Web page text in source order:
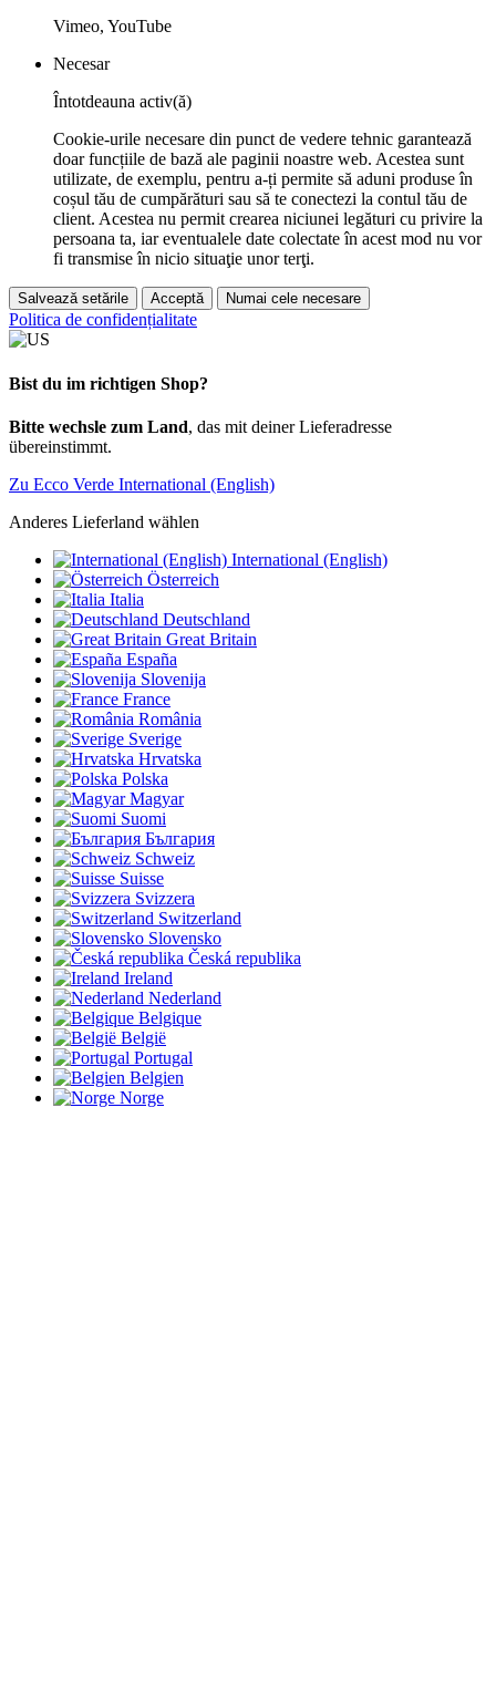
Vimeo, YouTube
Necesar
Întotdeauna activ(ă)
Cookie-urile necesare din punct de vedere tehnic garantează
doar funcțiile de bază ale paginii noastre web. Acestea sunt
utilizate, de exemplu, pentru a-ți permite să aduni produse în
coșul tău de cumpărături sau să te conectezi la contul tău de
client. Acestea nu permit crearea niciunei legături cu privire la
persoana ta, iar eventualele date colectate în acest mod nu vor
fi transmise în nicio situaţie unor terţi.
Salvează setările Acceptă Numai cele necesare
Politica de confidențialitate
Bist du im richtigen Shop?
Bitte wechsle zum Land, das mit deiner Lieferadresse
übereinstimmt.
Zu Ecco Verde International (English)
Anderes Lieferland wählen
International (English)
Österreich
Italia
Deutschland
Great Britain
España
Slovenija
France
România
Sverige
Hrvatska
Polska
Magyar
Suomi
България
Schweiz
Suisse
Svizzera
Switzerland
Slovensko
Česká republika
Ireland
Nederland
Belgique
België
Portugal
Belgien
Norge